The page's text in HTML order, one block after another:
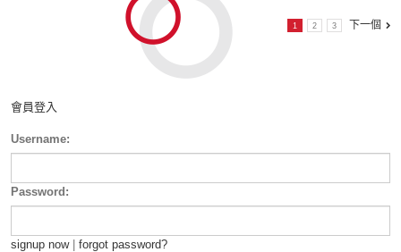
1 2 3 下一個
會員登入
Username:
Password:
signup now| forgot password?